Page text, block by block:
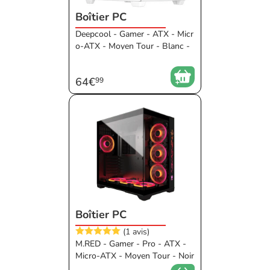
Boîtier PC
Deepcool - Gamer - ATX - Micr
o-ATX - Moyen Tour - Blanc -
Plastique - Sans alimentation P
C - ATX - 410 mm - Sans Empl
acement Façade 5 1/4 - RGB -
160 mm - 120 - 140 - 140 - 14
0 - Connecteur standard - Con
necteur arrière - Aquarium
64€99
Boîtier PC
(1 avis)
M.RED - Gamer - Pro - ATX -
Micro-ATX - Moyen Tour - Noir